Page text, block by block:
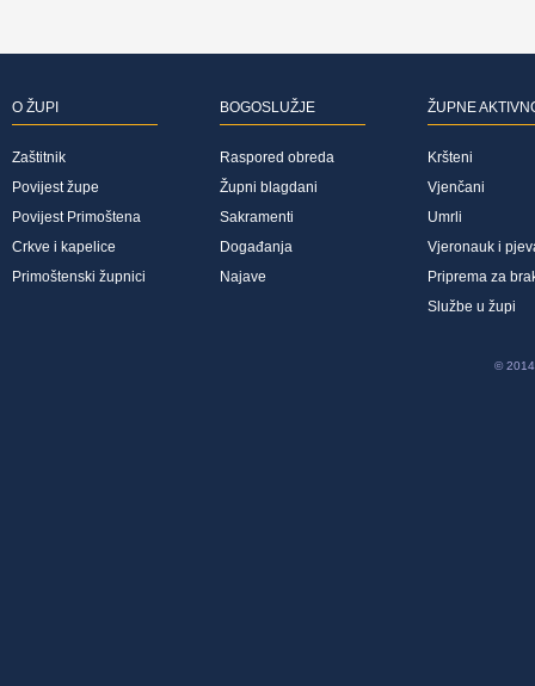
O ŽUPI
Zaštitnik
Povijest župe
Povijest Primoštena
Crkve i kapelice
Primoštenski župnici
BOGOSLUŽJE
Raspored obreda
Župni blagdani
Sakramenti
Događanja
Najave
ŽUPNE
Kršteni
Vjenčani
Umrli
Vjeronauk i
Priprema za
Službe u župi
© 2014